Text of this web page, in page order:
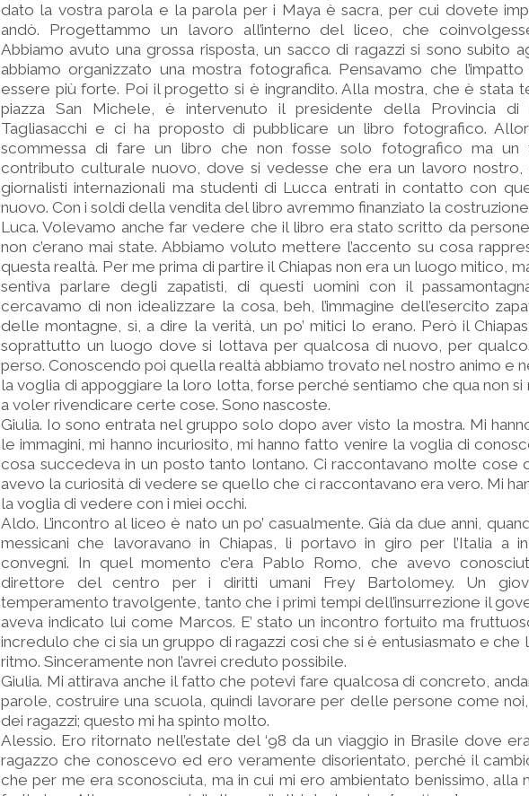
dato la vostra parola e la parola per i Maya è sacra, per cui dovete
andò. Progettammo un lavoro all’interno del liceo, che
Abbiamo avuto una grossa risposta, un sacco di ragazzi si sono subito
abbiamo organizzato una mostra fotografica. Pensavamo che
essere più forte. Poi il progetto si è ingrandito. Alla mostra, che è stata
piazza San Michele, è intervenuto il presidente della Provincia di
Tagliasacchi e ci ha proposto di pubblicare un libro fotografico.
scommessa di fare un libro che non fosse solo fotografico ma un
contributo culturale nuovo, dove si vedesse che era un lavoro nostro,
giornalisti internazionali ma studenti di Lucca entrati in contatto con
nuovo. Con i soldi della vendita del libro avremmo finanziato la
Luca. Volevamo anche far vedere che il libro era stato scritto da persone
non c’erano mai state. Abbiamo voluto mettere l’accento su cosa
questa realtà. Per me prima di partire il Chiapas non era un luogo mitico,
sentiva parlare degli zapatisti, di questi uomini con il
cercavamo di non idealizzare la cosa, beh, l’immagine dell’esercito
delle montagne, sì, a dire la verità, un po’ mitici lo erano. Però il
soprattutto un luogo dove si lottava per qualcosa di nuovo, per
perso. Conoscendo poi quella realtà abbiamo trovato nel nostro animo e
la voglia di appoggiare la loro lotta, forse perché sentiamo che qua non si
a voler rivendicare certe cose. Sono nascoste.
Giulia. Io sono entrata nel gruppo solo dopo aver visto la mostra. Mi
le immagini, mi hanno incuriosito, mi hanno fatto venire la voglia di
cosa succedeva in un posto tanto lontano. Ci raccontavano molte cose
avevo la curiosità di vedere se quello che ci raccontavano era vero. Mi
la voglia di vedere con i miei occhi.
Aldo. L’incontro al liceo è nato un po’ casualmente. Già da due anni,
messicani che lavoravano in Chiapas, li portavo in giro per l’Italia a
convegni. In quel momento c’era Pablo Romo, che avevo
direttore del centro per i diritti umani Frey Bartolomey. Un
temperamento travolgente, tanto che i primi tempi dell’insurrezione il
aveva indicato lui come Marcos. E’ stato un incontro fortuito ma
incredulo che ci sia un gruppo di ragazzi così che si è entusiasmato e che
ritmo. Sinceramente non l’avrei creduto possibile.
Giulia. Mi attirava anche il fatto che potevi fare qualcosa di concreto,
parole, costruire una scuola, quindi lavorare per delle persone come
dei ragazzi; questo mi ha spinto molto.
Alessio. Ero ritornato nell’estate del ‘98 da un viaggio in Brasile dove
ragazzo che conoscevo ed ero veramente disorientato, perché il
che per me era sconosciuta, ma in cui mi ero ambientato benissimo, alla